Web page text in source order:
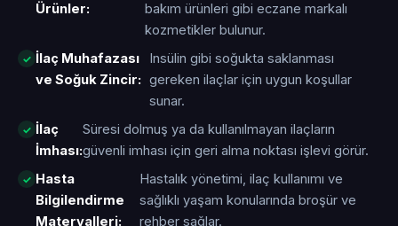
Ürünler:
bakım ürünleri gibi eczane markalı
kozmetikler bulunur.
İlaç Muhafazası
ve Soğuk Zincir:
Insülin gibi soğukta saklanması
gereken ilaçlar için uygun koşullar
sunar.
İlaç
İmhası:
Süresi dolmuş ya da kullanılmayan ilaçların
güvenli imhası için geri alma noktası işlevi görür.
Hasta
Bilgilendirme
Materyalleri:
Hastalık yönetimi, ilaç kullanımı ve
sağlıklı yaşam konularında broşür ve
rehber sağlar.